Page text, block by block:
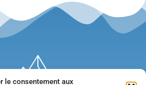
le consentement aux